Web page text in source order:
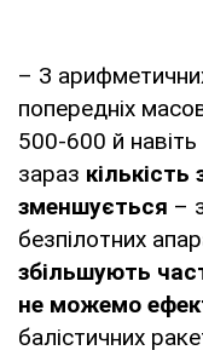
– З
попередніх
500-600 й
зараз кількість
зменшується –
безпілотних
збільшують
не можемо
балістичних